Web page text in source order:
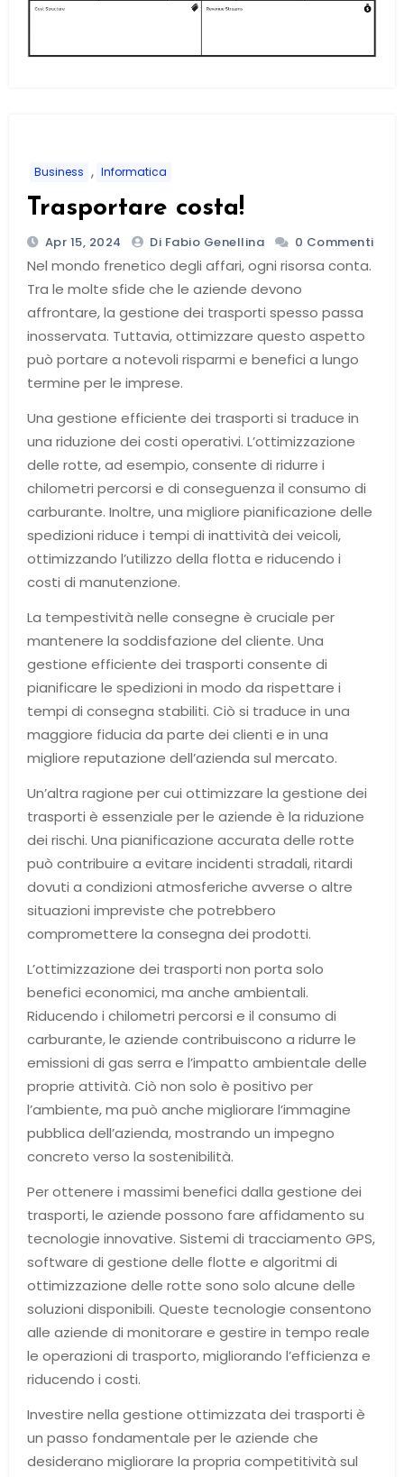
Business , Informatica
Trasportare costa!
Apr 15, 2024 Di Fabio Genellina 0 Commenti
Nel mondo frenetico degli affari, ogni risorsa conta.
Tra le molte sfide che le aziende devono
affrontare, la gestione dei trasporti spesso passa
inosservata. Tuttavia, ottimizzare questo aspetto
può portare a notevoli risparmi e benefici a lungo
termine per le imprese.
Una gestione efficiente dei trasporti si traduce in
una riduzione dei costi operativi. L’ottimizzazione
delle rotte, ad esempio, consente di ridurre i
chilometri percorsi e di conseguenza il consumo di
carburante. Inoltre, una migliore pianificazione delle
spedizioni riduce i tempi di inattività dei veicoli,
ottimizzando l’utilizzo della flotta e riducendo i
costi di manutenzione.
La tempestività nelle consegne è cruciale per
mantenere la soddisfazione del cliente. Una
gestione efficiente dei trasporti consente di
pianificare le spedizioni in modo da rispettare i
tempi di consegna stabiliti. Ciò si traduce in una
maggiore fiducia da parte dei clienti e in una
migliore reputazione dell’azienda sul mercato.
Un’altra ragione per cui ottimizzare la gestione dei
trasporti è essenziale per le aziende è la riduzione
dei rischi. Una pianificazione accurata delle rotte
può contribuire a evitare incidenti stradali, ritardi
dovuti a condizioni atmosferiche avverse o altre
situazioni impreviste che potrebbero
compromettere la consegna dei prodotti.
L’ottimizzazione dei trasporti non porta solo
benefici economici, ma anche ambientali.
Riducendo i chilometri percorsi e il consumo di
carburante, le aziende contribuiscono a ridurre le
emissioni di gas serra e l’impatto ambientale delle
proprie attività. Ciò non solo è positivo per
l’ambiente, ma può anche migliorare l’immagine
pubblica dell’azienda, mostrando un impegno
concreto verso la sostenibilità.
Per ottenere i massimi benefici dalla gestione dei
trasporti, le aziende possono fare affidamento su
tecnologie innovative. Sistemi di tracciamento GPS,
software di gestione delle flotte e algoritmi di
ottimizzazione delle rotte sono solo alcune delle
soluzioni disponibili. Queste tecnologie consentono
alle aziende di monitorare e gestire in tempo reale
le operazioni di trasporto, migliorando l’efficienza e
riducendo i costi.
Investire nella gestione ottimizzata dei trasporti è
un passo fondamentale per le aziende che
desiderano migliorare la propria competitività sul